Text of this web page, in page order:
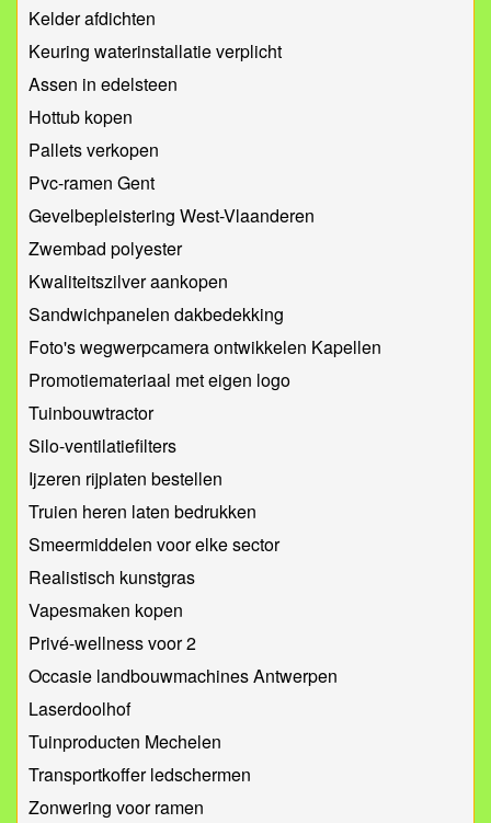
Kelder afdichten
Keuring waterinstallatie verplicht
Assen in edelsteen
Hottub kopen
Pallets verkopen
Pvc-ramen Gent
Gevelbepleistering West-Vlaanderen
Zwembad polyester
Kwaliteitszilver aankopen
Sandwichpanelen dakbedekking
Foto's wegwerpcamera ontwikkelen Kapellen
Promotiemateriaal met eigen logo
Tuinbouwtractor
Silo-ventilatiefilters
Ijzeren rijplaten bestellen
Truien heren laten bedrukken
Smeermiddelen voor elke sector
Realistisch kunstgras
Vapesmaken kopen
Privé-wellness voor 2
Occasie landbouwmachines Antwerpen
Laserdoolhof
Tuinproducten Mechelen
Transportkoffer ledschermen
Zonwering voor ramen